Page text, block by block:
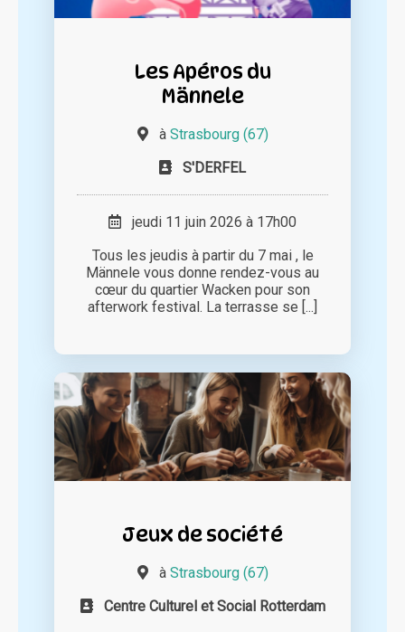
Les Apéros du
Männele
à Strasbourg (67)
S'DERFEL
jeudi 11 juin 2026 à 17h00
Tous les jeudis à partir du 7 mai , le
Männele vous donne rendez-vous au
cœur du quartier Wacken pour son
afterwork festival. La terrasse se [...]
Jeux de société
à Strasbourg (67)
Centre Culturel et Social Rotterdam